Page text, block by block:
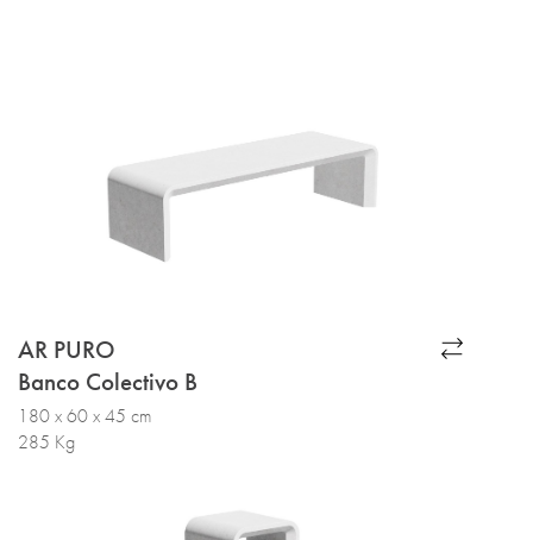
AR PURO
Banco Colectivo B
180 x 60 x 45 cm
285 Kg